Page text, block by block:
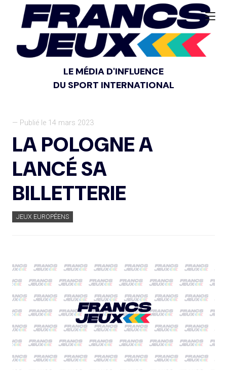
LE MÉDIA D'INFLUENCE
DU SPORT INTERNATIONAL
— Publié le 14 mars 2023
LA POLOGNE A
LANCÉ SA
BILLETTERIE
JEUX EUROPÉENS